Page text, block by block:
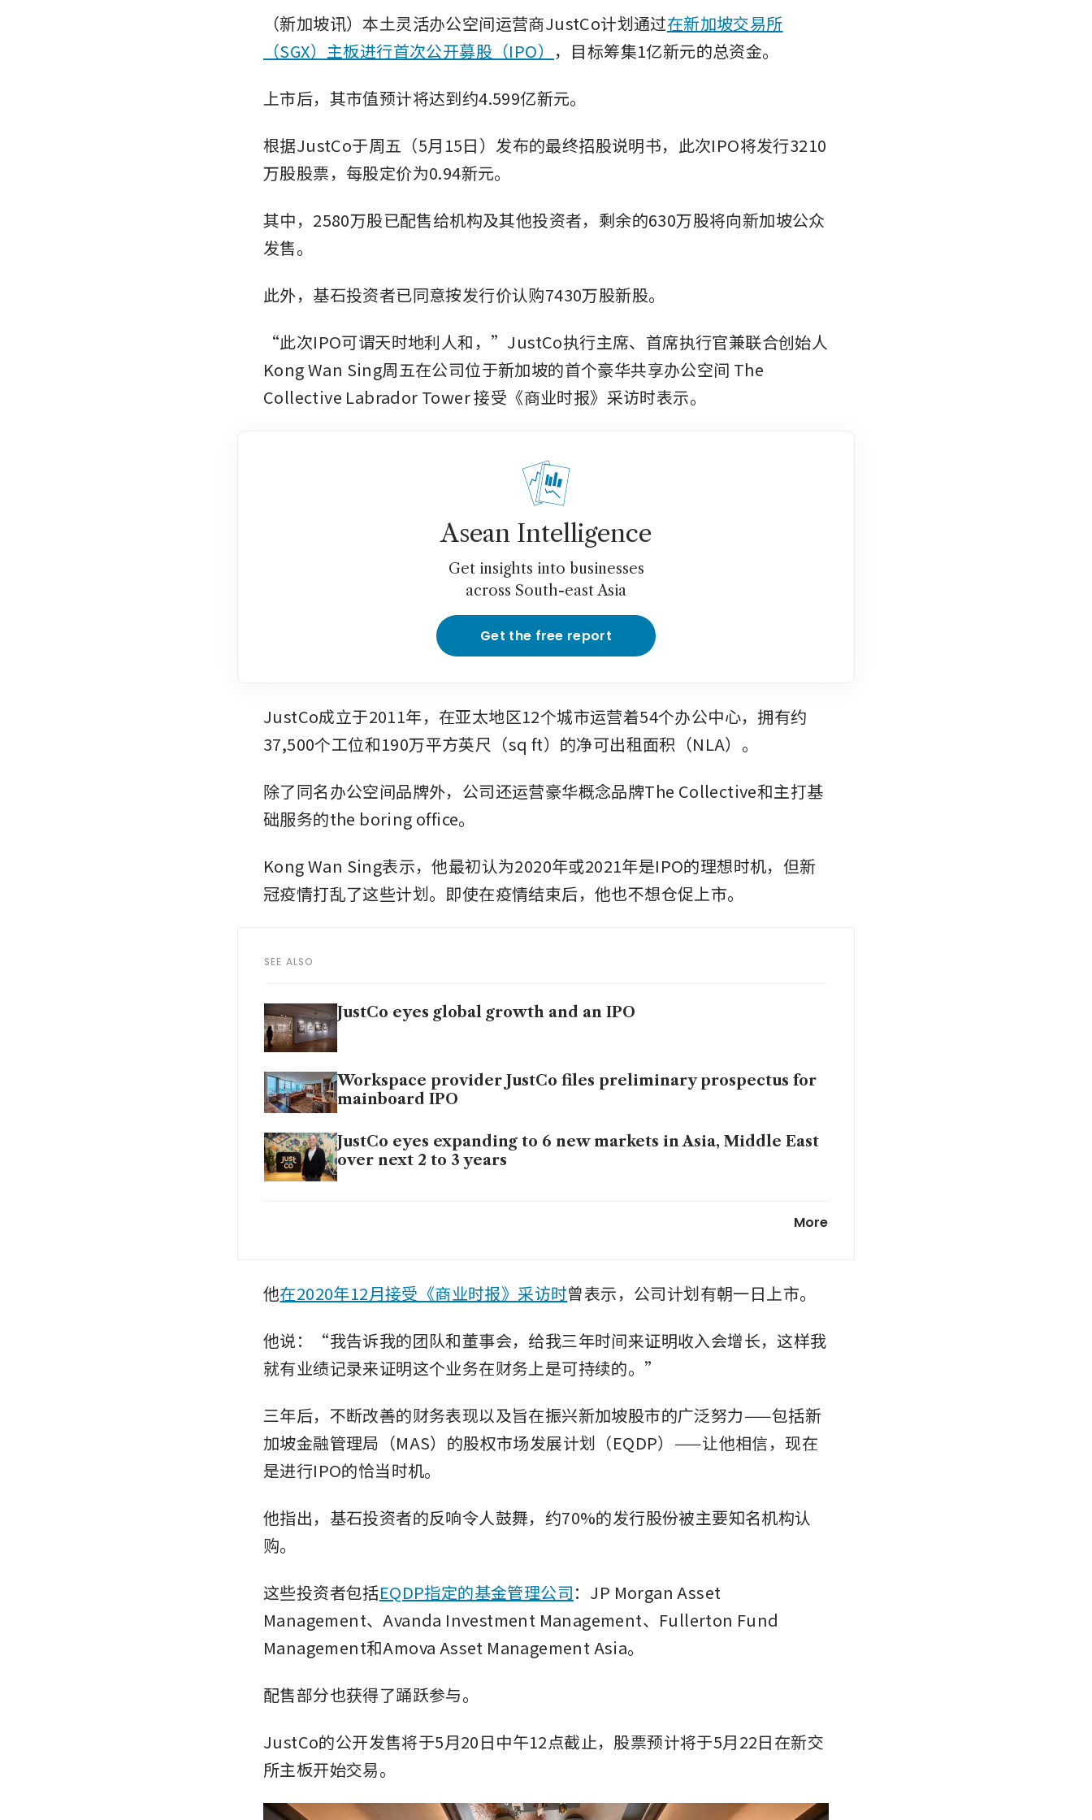
（新加坡讯）本土灵活办公空间运营商JustCo计划通过在新加坡交易所
（SGX）主板进行首次公开募股（IPO） ，目标筹集1亿新元的总资金。
上市后，其市值预计将达到约4.599亿新元。
根据JustCo于周五（5月15日）发布的最终招股说明书，此次IPO将发行3210
万股股票，每股定价为0.94新元。
其中，2580万股已配售给机构及其他投资者，剩余的630万股将向新加坡公众
发售。
此外，基石投资者已同意按发行价认购7430万股新股。
“此次IPO可谓天时地利人和，”JustCo执行主席、首席执行官兼联合创始人
Kong Wan Sing周五在公司位于新加坡的首个豪华共享办公空间 The
Collective Labrador Tower 接受《商业时报》采访时表示。
Asean Intelligence
Get insights into businesses
across South-east Asia
Get the free report
JustCo成立于2011年，在亚太地区12个城市运营着54个办公中心，拥有约
37,500个工位和190万平方英尺（sq ft）的净可出租面积（NLA）。
除了同名办公空间品牌外，公司还运营豪华概念品牌The Collective和主打基
础服务的the boring office。
Kong Wan Sing表示，他最初认为2020年或2021年是IPO的理想时机，但新
冠疫情打乱了这些计划。即使在疫情结束后，他也不想仓促上市。
SEE ALSO
JustCo eyes global growth and an IPO
Workspace provider JustCo files preliminary prospectus for
mainboard IPO
JustCo eyes expanding to 6 new markets in Asia, Middle East
over next 2 to 3 years
More
他在2020年12月接受《商业时报》采访时曾表示，公司计划有朝一日上市。
他说：“我告诉我的团队和董事会，给我三年时间来证明收入会增长，这样我
就有业绩记录来证明这个业务在财务上是可持续的。”
三年后，不断改善的财务表现以及旨在振兴新加坡股市的广泛努力——包括新
加坡金融管理局（MAS）的股权市场发展计划（EQDP）——让他相信，现在
是进行IPO的恰当时机。
他指出，基石投资者的反响令人鼓舞，约70%的发行股份被主要知名机构认
购。
这些投资者包括EQDP指定的基金管理公司：JP Morgan Asset
Management、Avanda Investment Management、Fullerton Fund
Management和Amova Asset Management Asia。
配售部分也获得了踊跃参与。
JustCo的公开发售将于5月20日中午12点截止，股票预计将于5月22日在新交
所主板开始交易。